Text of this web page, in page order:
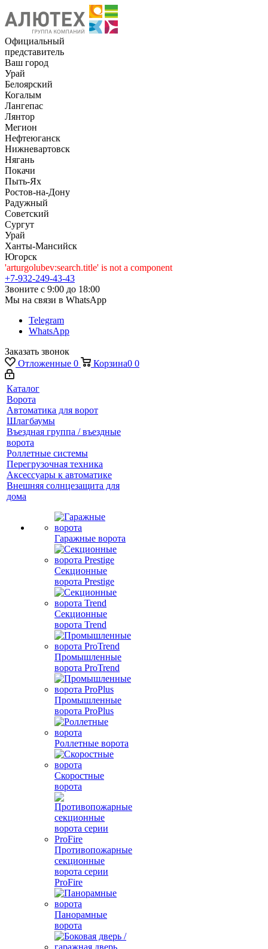
Официальный
представитель
Ваш город
Урай
Белоярский
Когалым
Лангепас
Лянтор
Мегион
Нефтеюганск
Нижневартовск
Нягань
Покачи
Пыть-Ях
Рoстов-на-Дону
Радужный
Советский
Сургут
Урай
Ханты-Мансийск
Югорск
'arturgolubev:search.title' is not a component
+7-932-249-43-43
Звоните с 9:00 до 18:00
Мы на связи в WhatsApp
Telegram
WhatsApp
Заказать звонок
Отложенные 0 Корзина0 0
Каталог
Ворота
Автоматика для ворот
Шлагбаумы
Въездная группа / въездные
ворота
Роллетные системы
Перегрузочная техника
Аксессуары к автоматике
Внешняя солнцезащита для
дома
Гаражные ворота
Секционные
ворота Prestige
Секционные
ворота Trend
Промышленные
ворота ProTrend
Промышленные
ворота ProPlus
Роллетные ворота
Скоростные
ворота
Противопожарные
секционные
ворота серии
ProFire
Панорамные
ворота